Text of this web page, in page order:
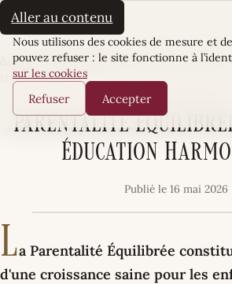
Aller au contenu
La Sultane
Accueil·Môm’Essentiel·Parentalité Équilibrée
Harmonieuse
MÔM’ESSENTIEL
Parentalité Équilibrée
Éducation
Publié le 16 mai 2026
La Parentalité Équilibrée
d'une croissance saine pour les
Cookies
Nous utilisons des cookies de mesure et
pouvez refuser : le site fonctionne à
sur les cookies
Refuser Accepter